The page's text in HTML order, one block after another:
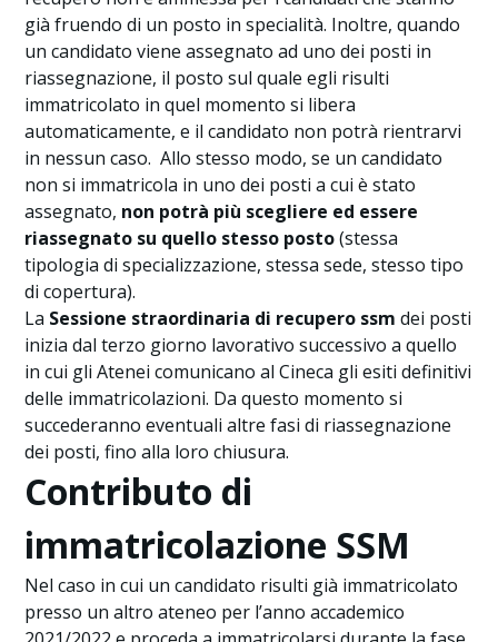
già fruendo di un posto in specialità. Inoltre, quando
un candidato viene assegnato ad uno dei posti in
riassegnazione, il posto sul quale egli risulti
immatricolato in quel momento si libera
automaticamente, e il candidato non potrà rientrarvi
in nessun caso. Allo stesso modo, se un candidato
non si immatricola in uno dei posti a cui è stato
assegnato, non potrà più scegliere ed essere
riassegnato su quello stesso posto(stessa
tipologia di specializzazione, stessa sede, stesso tipo
di copertura).
La Sessione straordinaria di recupero ssm dei posti
inizia dal terzo giorno lavorativo successivo a quello
in cui gli Atenei comunicano al Cineca gli esiti definitivi
delle immatricolazioni. Da questo momento si
succederanno eventuali altre fasi di riassegnazione
dei posti, fino alla loro chiusura.
Contributo di
immatricolazione SSM
Nel caso in cui un candidato risulti già immatricolato
presso un altro ateneo per l’anno accademico